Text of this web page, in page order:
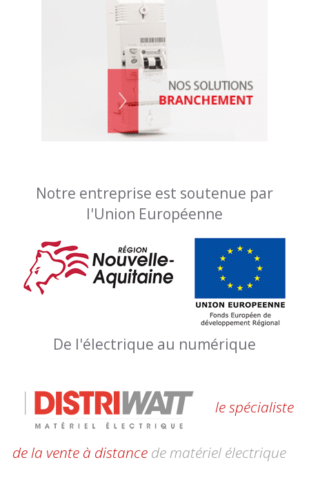
Notre entreprise est soutenue par
l'Union Européenne
De l'électrique au numérique
le spécialiste
de la vente à distance de matériel électrique